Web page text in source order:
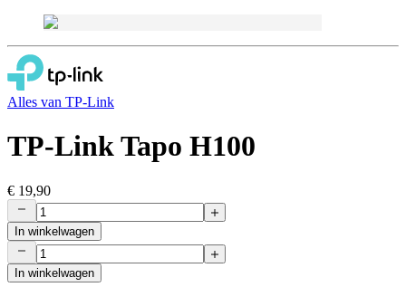
Alles van TP-Link
TP-Link Tapo H100
€ 19,90
In winkelwagen
In winkelwagen